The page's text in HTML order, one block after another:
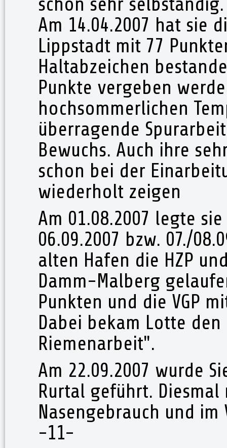
Am 14.04.2007 hat sie
Lippstadt mit 77
Haltabzeichen
Punkte vergeben
hochsommerlichen
überragende
Bewuchs. Auch ihre
schon bei der
wiederholt zeigen
Am 01.08.2007 legte
06.09.2007 bzw. 07./
alten Hafen die HZP
Damm-Malberg
Punkten und die VGP
Dabei bekam Lotte
Riemenarbeit".
Am 22.09.2007 wurde
Rurtal geführt.
Nasengebrauch und
-11-